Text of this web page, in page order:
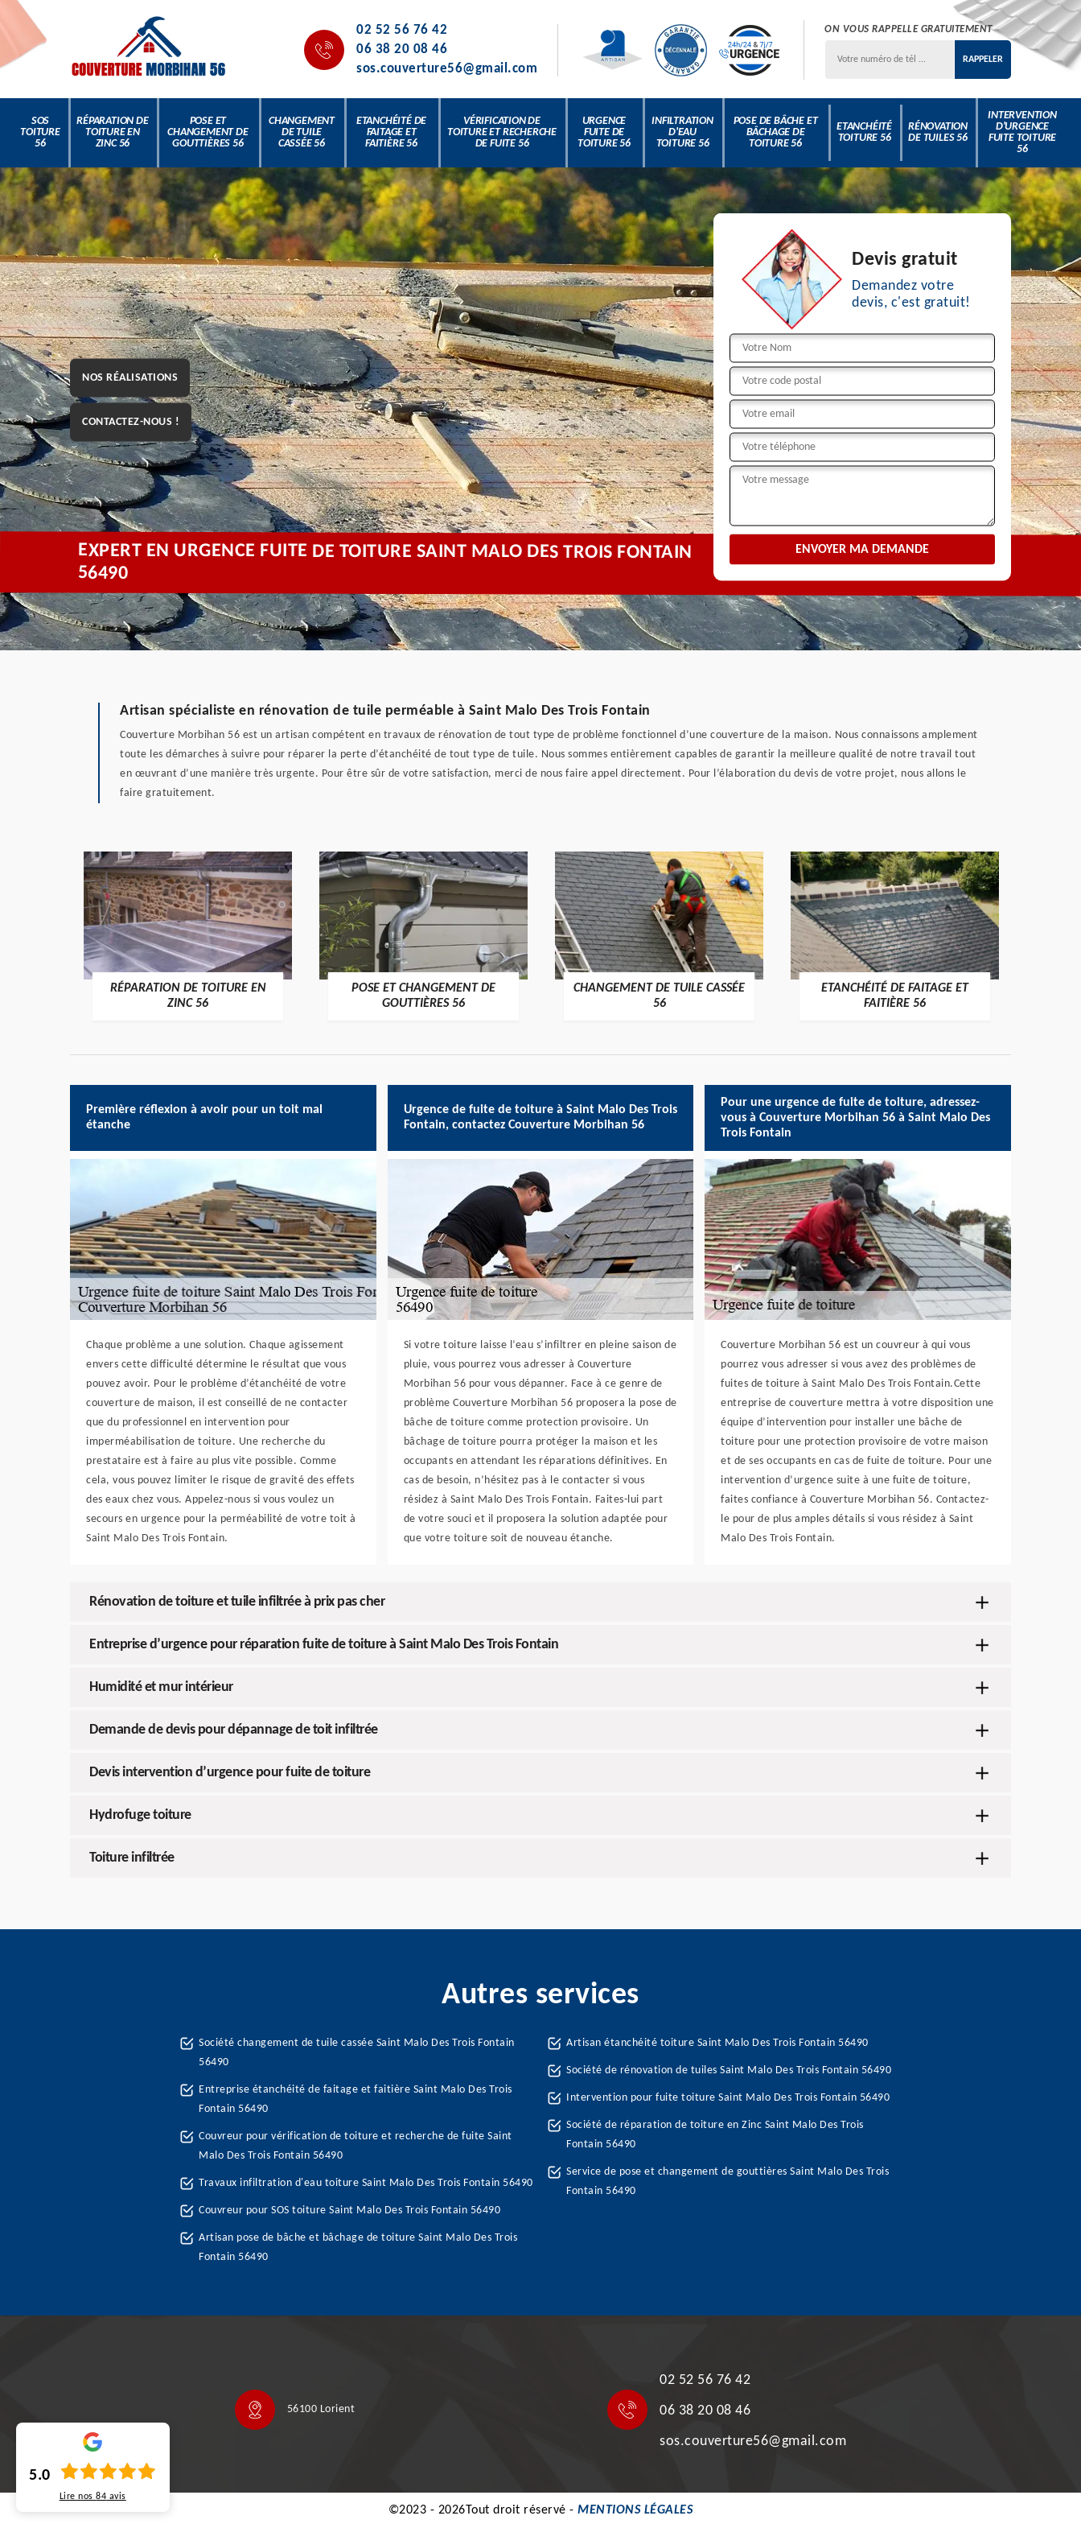
02 52 56 76 42
06 38 20 08 46
sos.couverture56@gmail.com
ON VOUS RAPPELLE GRATUITEMENT
SOS
TOITURE
56
RÉPARATION DE
TOITURE EN
ZINC 56
POSE ET
CHANGEMENT DE
GOUTTIÈRES 56
CHANGEMENT
DE TUILE
CASSÉE 56
ETANCHÉITÉ DE
FAITAGE ET
FAITIÈRE 56
VÉRIFICATION DE
TOITURE ET RECHERCHE
DE FUITE 56
URGENCE
FUITE DE
TOITURE 56
INFILTRATION
D'EAU
TOITURE 56
POSE DE BÂCHE ET
BÂCHAGE DE
TOITURE 56
ETANCHÉITÉ
TOITURE 56
RÉNOVATION
DE TUILES 56
INTERVENTION
D'URGENCE
FUITE TOITURE
56
NOS RÉALISATIONS
CONTACTEZ-NOUS !
Devis gratuit
Demandez votre
devis, c'est gratuit!
EXPERT EN URGENCE FUITE DE TOITURE SAINT MALO DES TROIS FONTAIN
56490
Artisan spécialiste en rénovation de tuile perméable à Saint Malo Des Trois Fontain
Couverture Morbihan 56 est un artisan compétent en travaux de rénovation de tout type de problème fonctionnel d’une couverture de la maison. Nous connaissons amplement
toute les démarches à suivre pour réparer la perte d’étanchéité de tout type de tuile. Nous sommes entièrement capables de garantir la meilleure qualité de notre travail tout
en œuvrant d’une manière très urgente. Pour être sûr de votre satisfaction, merci de nous faire appel directement. Pour l’élaboration du devis de votre projet, nous allons le
faire gratuitement.
>
RÉPARATION DE TOITURE EN
ZINC 56
>
POSE ET CHANGEMENT DE
GOUTTIÈRES 56
>
CHANGEMENT DE TUILE CASSÉE
56
>
ETANCHÉITÉ DE FAITAGE ET
FAITIÈRE 56
Première réflexion à avoir pour un toit mal
étanche
Chaque problème a une solution. Chaque agissement
envers cette difficulté détermine le résultat que vous
pouvez avoir. Pour le problème d’étanchéité de votre
couverture de maison, il est conseillé de ne contacter
que du professionnel en intervention pour
imperméabilisation de toiture. Une recherche du
prestataire est à faire au plus vite possible. Comme
cela, vous pouvez limiter le risque de gravité des effets
des eaux chez vous. Appelez-nous si vous voulez un
secours en urgence pour la perméabilité de votre toit à
Saint Malo Des Trois Fontain.
Urgence de fuite de toiture à Saint Malo Des Trois
Fontain, contactez Couverture Morbihan 56
Si votre toiture laisse l’eau s’infiltrer en pleine saison de
pluie, vous pourrez vous adresser à Couverture
Morbihan 56 pour vous dépanner. Face à ce genre de
problème Couverture Morbihan 56 proposera la pose de
bâche de toiture comme protection provisoire. Un
bâchage de toiture pourra protéger la maison et les
occupants en attendant les réparations définitives. En
cas de besoin, n’hésitez pas à le contacter si vous
résidez à Saint Malo Des Trois Fontain. Faites-lui part
de votre souci et il proposera la solution adaptée pour
que votre toiture soit de nouveau étanche.
Pour une urgence de fuite de toiture, adressez-
vous à Couverture Morbihan 56 à Saint Malo Des
Trois Fontain
Couverture Morbihan 56 est un couvreur à qui vous
pourrez vous adresser si vous avez des problèmes de
fuites de toiture à Saint Malo Des Trois Fontain.Cette
entreprise de couverture mettra à votre disposition une
équipe d’intervention pour installer une bâche de
toiture pour une protection provisoire de votre maison
et de ses occupants en cas de fuite de toiture. Pour une
intervention d’urgence suite à une fuite de toiture,
faites confiance à Couverture Morbihan 56. Contactez-
le pour de plus amples détails si vous résidez à Saint
Malo Des Trois Fontain.
Rénovation de toiture et tuile infiltrée à prix pas cher
Entreprise d’urgence pour réparation fuite de toiture à Saint Malo Des Trois Fontain
Humidité et mur intérieur
Demande de devis pour dépannage de toit infiltrée
Devis intervention d’urgence pour fuite de toiture
Hydrofuge toiture
Toiture infiltrée
Autres services
Société changement de tuile cassée Saint Malo Des Trois Fontain
56490
Entreprise étanchéité de faitage et faitière Saint Malo Des Trois
Fontain 56490
Couvreur pour vérification de toiture et recherche de fuite Saint
Malo Des Trois Fontain 56490
Travaux infiltration d'eau toiture Saint Malo Des Trois Fontain 56490
Couvreur pour SOS toiture Saint Malo Des Trois Fontain 56490
Artisan pose de bâche et bâchage de toiture Saint Malo Des Trois
Fontain 56490
Artisan étanchéité toiture Saint Malo Des Trois Fontain 56490
Société de rénovation de tuiles Saint Malo Des Trois Fontain 56490
Intervention pour fuite toiture Saint Malo Des Trois Fontain 56490
Société de réparation de toiture en Zinc Saint Malo Des Trois
Fontain 56490
Service de pose et changement de gouttières Saint Malo Des Trois
Fontain 56490
56100 Lorient
02 52 56 76 42
06 38 20 08 46
sos.couverture56@gmail.com
©2023 - 2026Tout droit réservé -MENTIONS LÉGALES
5.0
Lire nos84 avis